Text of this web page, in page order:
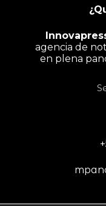
agencia de
en plena